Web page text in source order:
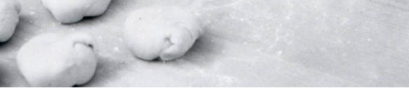
BÄCKEREI
BROTWAY
VORBESTELLUNG